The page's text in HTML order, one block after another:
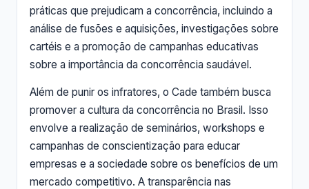
práticas que prejudicam a concorrência, incluindo a
análise de fusões e aquisições, investigações sobre
cartéis e a promoção de campanhas educativas
sobre a importância da concorrência saudável.
Além de punir os infratores, o Cade também busca
promover a cultura da concorrência no Brasil. Isso
envolve a realização de seminários, workshops e
campanhas de conscientização para educar
empresas e a sociedade sobre os benefícios de um
mercado competitivo. A transparência nas